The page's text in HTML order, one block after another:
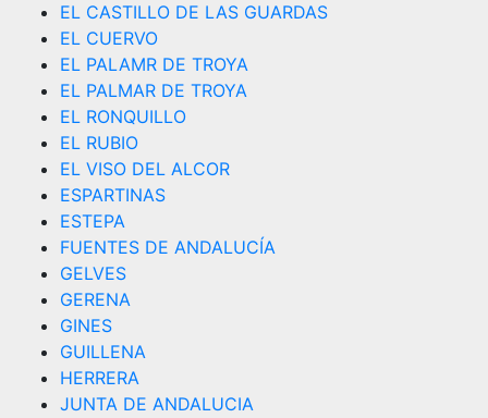
EL CASTILLO DE LAS GUARDAS
EL CUERVO
EL PALAMR DE TROYA
EL PALMAR DE TROYA
EL RONQUILLO
EL RUBIO
EL VISO DEL ALCOR
ESPARTINAS
ESTEPA
FUENTES DE ANDALUCÍA
GELVES
GERENA
GINES
GUILLENA
HERRERA
JUNTA DE ANDALUCIA